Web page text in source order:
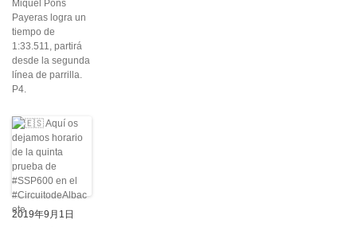
Miquel Pons
Payeras logra un
tiempo de
1:33.511, partirá
desde la segunda
línea de parrilla.
P4.
2019年9月1日